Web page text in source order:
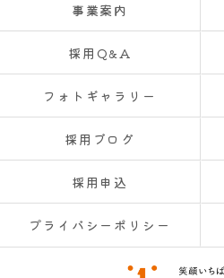
事業案内
採用Q&A
フォトギャラリー
採用ブログ
採用申込
プライバシーポリシー